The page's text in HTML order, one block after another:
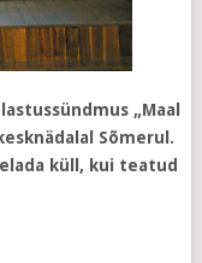
„Maal
Sõmerul.
küll, kui teatud